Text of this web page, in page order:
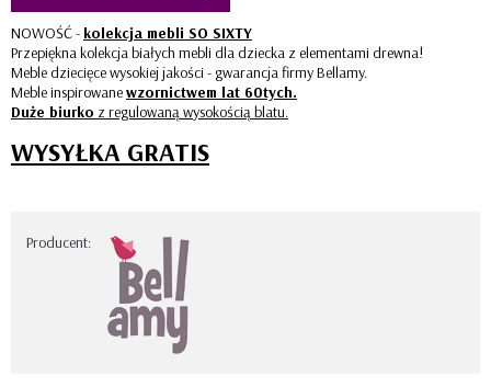
NOWOŚĆ - kolekcja mebli SO SIXTY
Przepiękna kolekcja białych mebli dla dziecka z elementami drewna!
Meble dziecięce wysokiej jakości - gwarancja firmy Bellamy.
Meble inspirowanewzornictwem lat 60tych.
Duże biurko z regulowaną wysokością blatu.
WYSYŁKA GRATIS
Producent: